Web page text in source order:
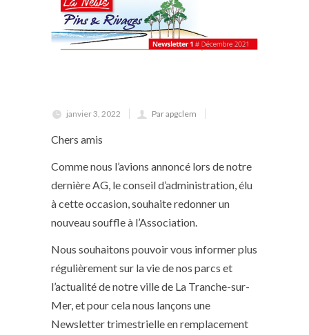
janvier 3, 2022 Par apgclem
Chers amis
Comme nous l’avions annoncé lors de notre
dernière AG, le conseil d’administration, élu
à cette occasion, souhaite redonner un
nouveau souffle à l’Association.
Nous souhaitons pouvoir vous informer plus
régulièrement sur la vie de nos parcs et
l’actualité de notre ville de La Tranche-sur-
Mer, et pour cela nous lançons une
Newsletter trimestrielle en remplacement